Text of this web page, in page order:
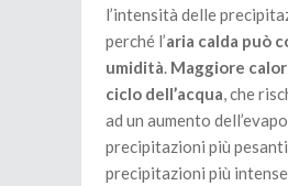
l’intensità delle
perché l’aria calda può
umidità. Maggiore
ciclo dell’acqua, che
ad un aumento
precipitazioni più
precipitazioni più